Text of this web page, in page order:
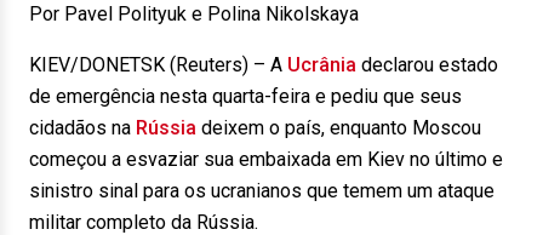
Por Pavel Polityuk e Polina Nikolskaya
KIEV/DONETSK (Reuters) – A Ucrânia declarou estado
de emergência nesta quarta-feira e pediu que seus
cidadãos na Rússia deixem o país, enquanto Moscou
começou a esvaziar sua embaixada em Kiev no último e
sinistro sinal para os ucranianos que temem um ataque
militar completo da Rússia.